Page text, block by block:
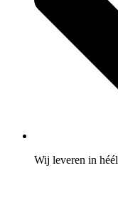
Wij leveren in héél